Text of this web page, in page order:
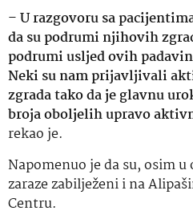
–U razgovoru sa
da su podrumi njihovih
podrumi usljed ovih
Neki su nam prijavljivali
zgrada tako da je glavnu
broja oboljelih upravo
rekao je.
Napomenuo je da su, osim
zaraze zabilježeni i na
Centru.